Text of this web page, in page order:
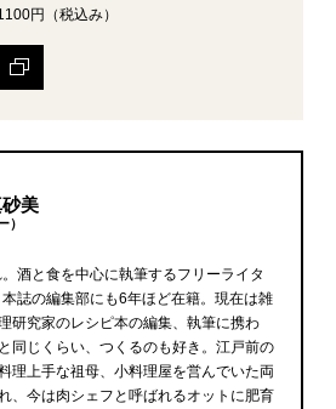
円（税込み）
美
）
酒と食を中心に執筆するフリーライタ
誌の編集部にも6年ほど在籍。現在は雑
研究家のレシピ本の編集、執筆に携わ
同じくらい、つくるのも好き。江戸前の
理上手な祖母、小料理屋を営んでいた両
、今は肉シェフと呼ばれるオットに肥育